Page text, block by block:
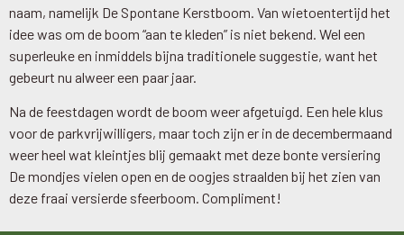
naam, namelijk De Spontane Kerstboom. Van wietoentertijd het
idee was om de boom “aan te kleden” is niet bekend. Wel een
superleuke en inmiddels bijna traditionele suggestie, want het
gebeurt nu alweer een paar jaar.
Na de feestdagen wordt de boom weer afgetuigd. Een hele klus
voor de parkvrijwilligers, maar toch zijn er in de decembermaand
weer heel wat kleintjes blij gemaakt met deze bonte versiering
De mondjes vielen open en de oogjes straalden bij het zien van
deze fraai versierde sfeerboom. Compliment!